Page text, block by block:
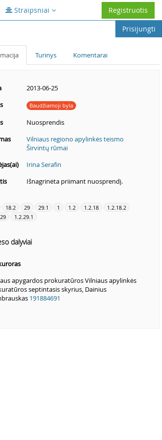
Straipsniai
Registruotis
Prisijungti
Turinys Komentarai
2013-06-25
Baudžiamoji byla
Nuosprendis
Vilniaus regiono apylinkės teismo
Širvintų rūmai
Irina Serafin
Išnagrinėta priimant nuosprendį.
18.2 29 29.1 1 1.2 1.2.18
1.2.18.2
1.2.29.1
dalyviai
apygardos prokuratūros Vilniaus apylinkės
septintasis skyrius, Dainius
191884691